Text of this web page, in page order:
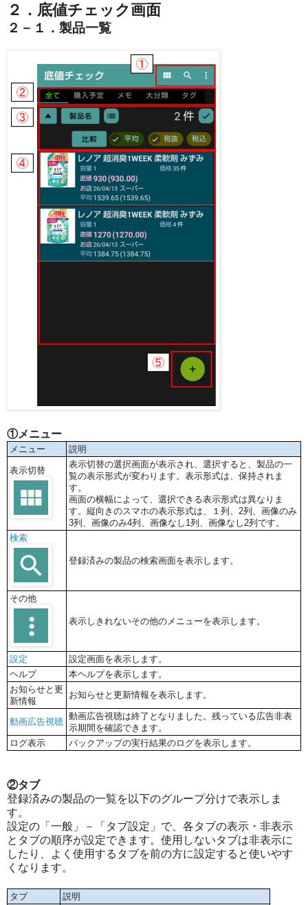
２．底値チェック画面
２－１．製品一覧
①メニュー
メニュー 説明
表示切替
表示切替の選択画面が表示され、選択すると、製品の一
覧の表示形式が変わります。表示形式は、保持されま
す。
画面の横幅によって、選択できる表示形式は異なりま
す。縦向きのスマホの表示形式は、１列、2列、画像のみ
3列、画像のみ4列、画像なし1列、画像なし2列です。
検索
登録済みの製品の検索画面を表示します。
その他
表示しきれないその他のメニューを表示します。
設定
設定画面を表示します。
ヘルプ
本ヘルプを表示します。
お知らせと更
新情報
お知らせと更新情報を表示します。
動画広告視聴
動画広告視聴は終了となりました。残っている広告非表
示期間を確認できます。
ログ表示
バックアップの実行結果のログを表示します。
②タブ
登録済みの製品の一覧を以下のグループ分けで表示しま
す。
設定の「一般」－「タブ設定」で、各タブの表示・非表示
とタブの順序が設定できます。使用しないタブは非表示に
したり、よく使用するタブを前の方に設定すると使いやす
くなります。
タブ 説明